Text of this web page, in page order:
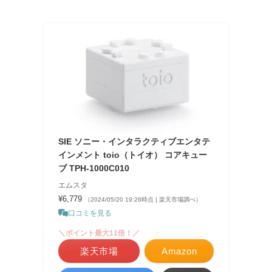
SIE ソニー・インタラクティブエンタテ
インメント toio（トイオ） コアキュー
ブ TPH-1000C010
エムスタ
¥6,779 （2024/05/20 19:26時点 | 楽天市場調べ）
口コミを見る
Amazon
＼ポイント最大11倍！／
楽天市場